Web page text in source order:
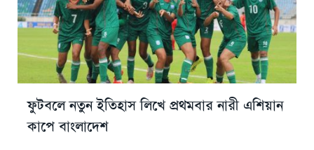
ফুটবলে নতুন ইতিহাস লিখে প্রথমবার নারী এশিয়ান
কাপে বাংলাদেশ